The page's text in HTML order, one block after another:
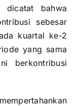
dicatat bahwa
sebesar
kuartal ke-2
yang sama
berkontribusi